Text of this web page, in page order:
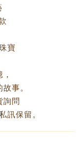
寶
事。
詢問
訊保留。